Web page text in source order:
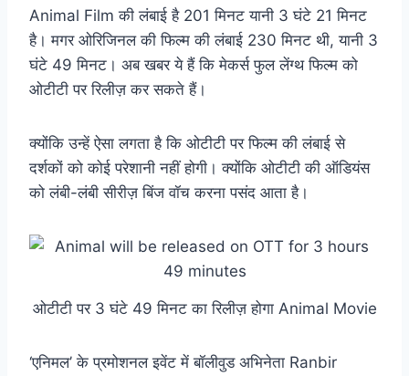
Animal Film की लंबाई है 201 मिनट यानी 3 घंटे 21 मिनट
है। मगर ओरिजिनल की फिल्म की लंबाई 230 मिनट थी, यानी 3
घंटे 49 मिनट। अब खबर ये हैं कि मेकर्स फुल लेंग्थ फिल्म को
ओटीटी पर रिलीज़ कर सकते हैं।
क्योंकि उन्हें ऐसा लगता है कि ओटीटी पर फिल्म की लंबाई से
दर्शकों को कोई परेशानी नहीं होगी। क्योंकि ओटीटी की ऑडियंस
को लंबी-लंबी सीरीज़ बिंज वॉच करना पसंद आता है।
ओटीटी पर 3 घंटे 49 मिनट का रिलीज़ होगा Animal Movie
‘एनिमल’ के प्रमोशनल इवेंट में बॉलीवुड अभिनेता Ranbir